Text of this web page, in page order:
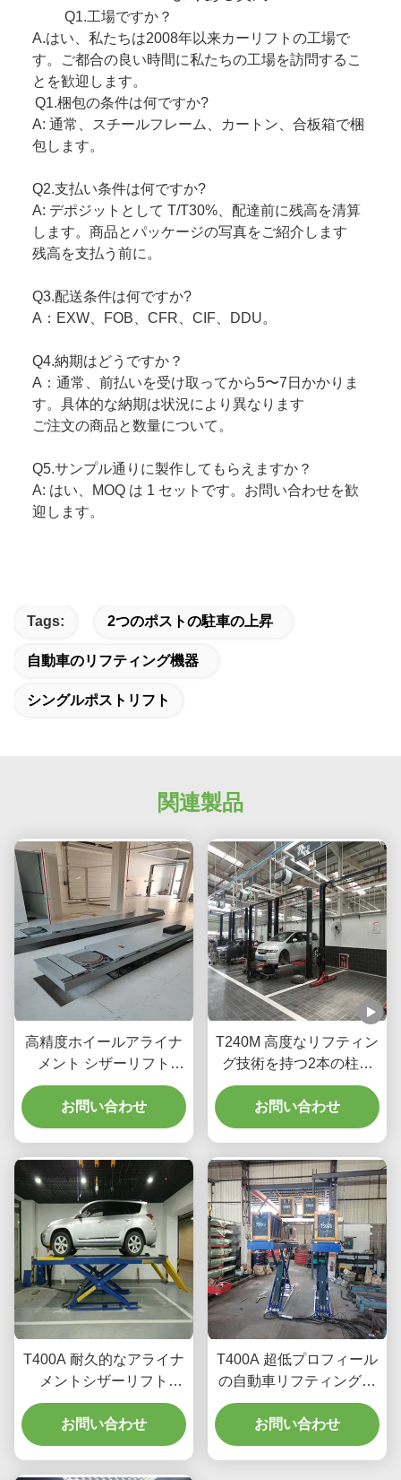
Q1.工場ですか？
A.はい、私たちは2008年以来カーリフトの工場で
す。ご都合の良い時間に私たちの工場を訪問するこ
とを歓迎します。
Q1.梱包の条件は何ですか?
A: 通常、スチールフレーム、カートン、合板箱で梱
包します。
Q2.支払い条件は何ですか?
A: デポジットとして T/T30%、配達前に残高を清算
します。商品とパッケージの写真をご紹介します
残高を支払う前に。
Q3.配送条件は何ですか?
A：EXW、FOB、CFR、CIF、DDU。
Q4.納期はどうですか？
A：通常、前払いを受け取ってから5〜7日かかりま
す。具体的な納期は状況により異なります
ご注文の商品と数量について。
Q5.サンプル通りに製作してもらえますか？
A: はい、MOQ は 1 セットです。お問い合わせを歓
迎します。
Tags: 2つのポストの駐車の上昇
自動車のリフティング機器
シングルポストリフト
関連製品
高精度ホイールアライナ
メント シザーリフト
T400D 4000kg ワークシ
ョップ容量
お問い合わせ
T240M 高度なリフティン
グ技術を持つ2本の柱の
ガントリーカーリフティ
ング機器
お問い合わせ
T400A 耐久的なアライナ
メントシザーリフト
4000kg 滑らかなリフト
お問い合わせ
T400A 超低プロフィール
の自動車リフティング機
器
お問い合わせ